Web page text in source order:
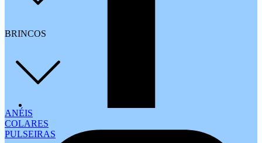
BRINCOS
ANÉIS
COLARES
PULSEIRAS